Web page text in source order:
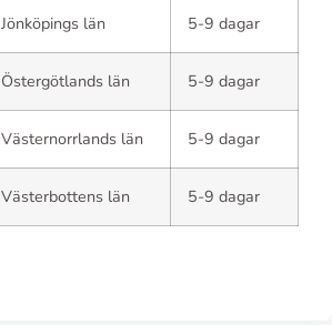
Jönköpings län 5-9 dagar
Östergötlands län 5-9 dagar
Västernorrlands län 5-9 dagar
Västerbottens län 5-9 dagar